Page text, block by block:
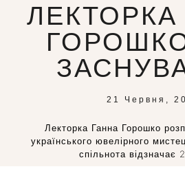
ЛЕКТОРКА
21 Червня,
Лекторка Ганна Горошко
українського ювелірного
спільнота відзначає